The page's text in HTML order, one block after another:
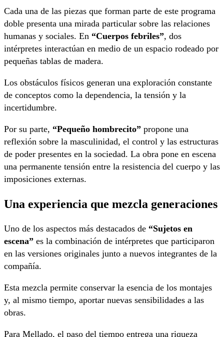
Cada una de las piezas que forman parte de este programa
doble presenta una mirada particular sobre las relaciones
humanas y sociales. En “Cuerpos febriles”, dos
intérpretes interactúan en medio de un espacio rodeado por
pequeñas tablas de madera.
Los obstáculos físicos generan una exploración constante
de conceptos como la dependencia, la tensión y la
incertidumbre.
Por su parte, “Pequeño hombrecito” propone una
reflexión sobre la masculinidad, el control y las estructuras
de poder presentes en la sociedad. La obra pone en escena
una permanente tensión entre la resistencia del cuerpo y las
imposiciones externas.
Una experiencia que mezcla generaciones
Uno de los aspectos más destacados de “Sujetos en
escena” es la combinación de intérpretes que participaron
en las versiones originales junto a nuevos integrantes de la
compañía.
Esta mezcla permite conservar la esencia de los montajes
y, al mismo tiempo, aportar nuevas sensibilidades a las
obras.
Para Mellado, el paso del tiempo entrega una riqueza